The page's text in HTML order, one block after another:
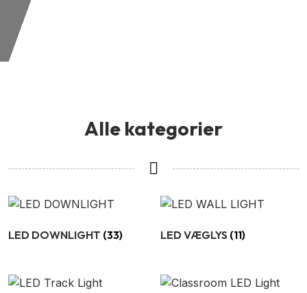
Alle kategorier
LED DOWNLIGHT (33) LED VÆGLYS (11)